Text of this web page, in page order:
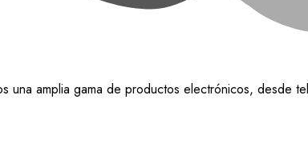
amplia gama de productos electrónicos, desde